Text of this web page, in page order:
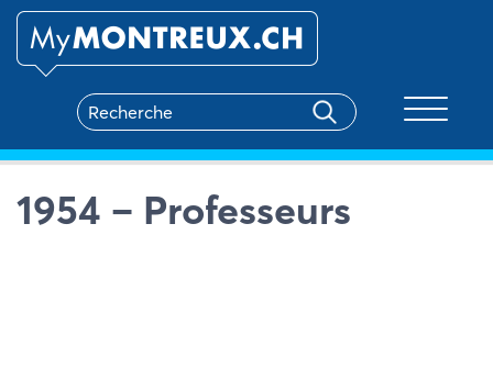
1954 – Professeurs